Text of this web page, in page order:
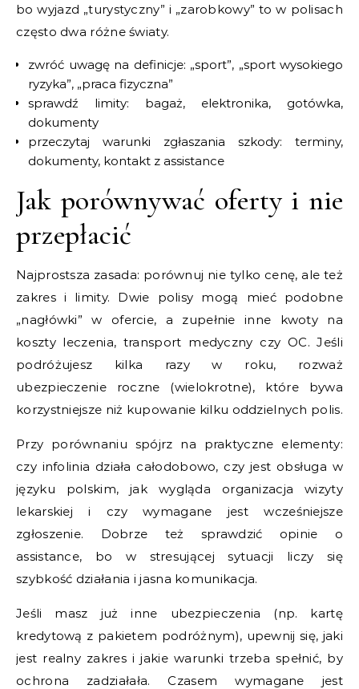
bo wyjazd „turystyczny” i „zarobkowy” to w polisach
często dwa różne światy.
zwróć uwagę na definicje: „sport”, „sport wysokiego
ryzyka”, „praca fizyczna”
sprawdź limity: bagaż, elektronika, gotówka,
dokumenty
przeczytaj warunki zgłaszania szkody: terminy,
dokumenty, kontakt z assistance
Jak porównywać oferty i nie
przepłacić
Najprostsza zasada: porównuj nie tylko cenę, ale też
zakres i limity. Dwie polisy mogą mieć podobne
„nagłówki” w ofercie, a zupełnie inne kwoty na
koszty leczenia, transport medyczny czy OC. Jeśli
podróżujesz kilka razy w roku, rozważ
ubezpieczenie roczne (wielokrotne), które bywa
korzystniejsze niż kupowanie kilku oddzielnych polis.
Przy porównaniu spójrz na praktyczne elementy:
czy infolinia działa całodobowo, czy jest obsługa w
języku polskim, jak wygląda organizacja wizyty
lekarskiej i czy wymagane jest wcześniejsze
zgłoszenie. Dobrze też sprawdzić opinie o
assistance, bo w stresującej sytuacji liczy się
szybkość działania i jasna komunikacja.
Jeśli masz już inne ubezpieczenia (np. kartę
kredytową z pakietem podróżnym), upewnij się, jaki
jest realny zakres i jakie warunki trzeba spełnić, by
ochrona zadziałała. Czasem wymagane jest